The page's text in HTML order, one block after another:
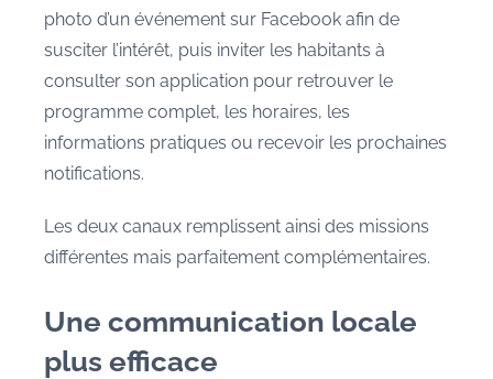
photo d’un événement sur Facebook afin de
susciter l’intérêt, puis inviter les habitants à
consulter son application pour retrouver le
programme complet, les horaires, les
informations pratiques ou recevoir les prochaines
notifications.
Les deux canaux remplissent ainsi des missions
différentes mais parfaitement complémentaires.
Une communication locale
plus efficace